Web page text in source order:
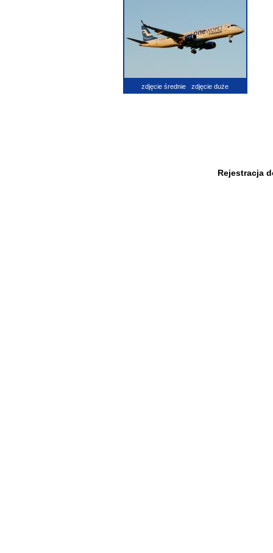
zdjęcie średnie zdjęcie duże
Rejestracja